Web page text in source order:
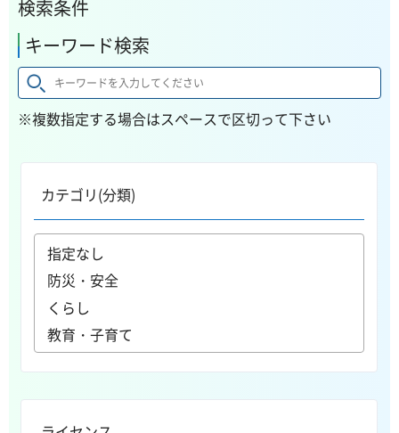
検索条件
キーワード検索
※複数指定する場合はスペースで区切って下さい
カテゴリ(分類)